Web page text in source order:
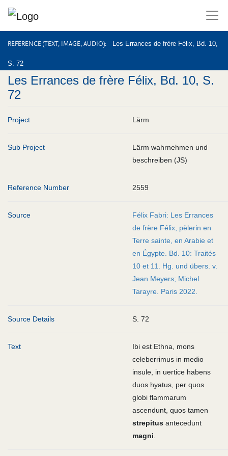
REFERENCE (TEXT, IMAGE, AUDIO) Les Errances de frère Félix, Bd. 10,
S. 72
REFERENCE (TEXT, IMAGE, AUDIO)
Les Errances de frère Félix, Bd. 10, S.
72
Project Lärm
Sub Project
Lärm wahrnehmen und
beschreiben (JS)
Reference Number 2559
Source
Félix Fabri: Les Errances
de frère Félix, pèlerin en
Terre sainte, en Arabie et
en Égypte. Bd. 10: Traités
10 et 11. Hg. und übers. v.
Jean Meyers; Michel
Tarayre. Paris 2022.
Source Details S. 72
Text
Ibi est Ethna, mons
celeberrimus in medio
insule, in uertice habens
duos hyatus, per quos
globi flammarum
ascendunt, quos tamen
strepitus antecedunt
magni